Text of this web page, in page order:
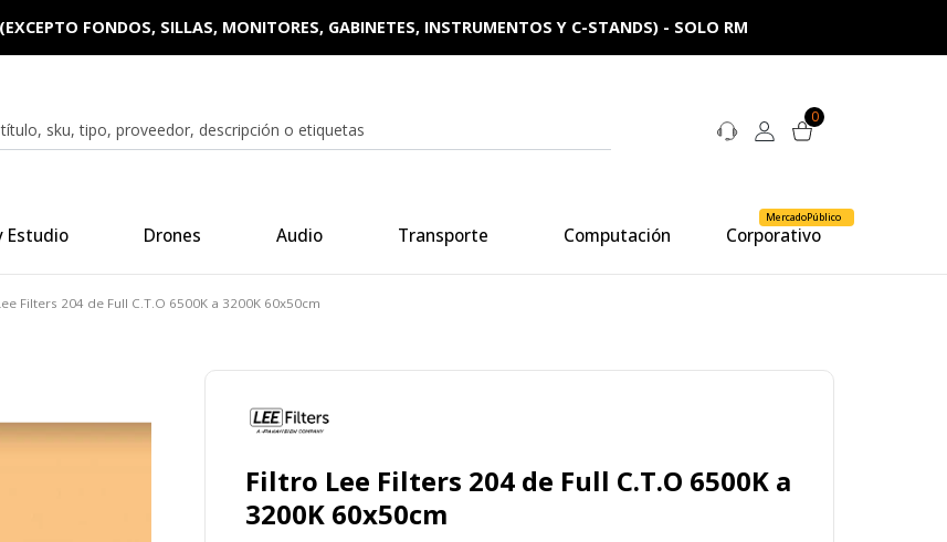
0
Estudio Drones Audio Transporte Computación Corporativo
MercadoPúblico
FONDOS, SILLAS, MONITORES, GABINETES, INSTRUMENTOS Y C-STANDS) - SOLO RM
Filters 204 de Full C.T.O 6500K a 3200K 60x50cm
Filtro Lee Filters 204 de Full C.T.O 6500K a
3200K 60x50cm